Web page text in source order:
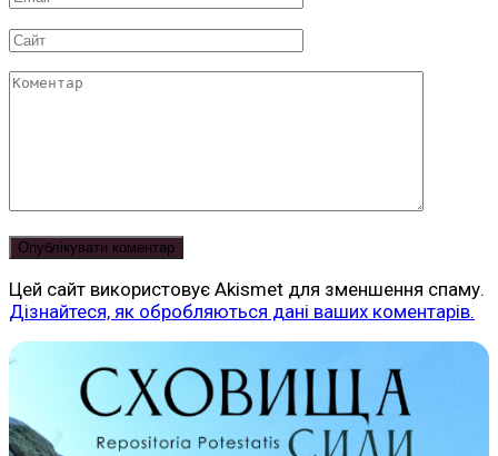
*
Сайт
Коментар
Цей сайт використовує Akismet для зменшення спаму.
Дізнайтеся, як обробляються дані ваших коментарів.